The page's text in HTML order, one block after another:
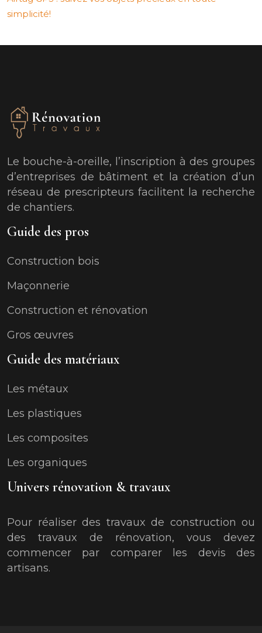
simplicité!
Le bouche-à-oreille, l’inscription à des groupes
d’entreprises de bâtiment et la création d’un
réseau de prescripteurs facilitent la recherche
de chantiers.
Guide des pros
Construction bois
Maçonnerie
Construction et rénovation
Gros œuvres
Guide des matériaux
Les métaux
Les plastiques
Les composites
Les organiques
Univers rénovation & travaux
Pour réaliser des travaux de construction ou
des travaux de rénovation, vous devez
commencer par comparer les devis des
artisans.